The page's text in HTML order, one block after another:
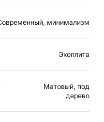
минимализм
Экоплита
Матовый, под
дерево